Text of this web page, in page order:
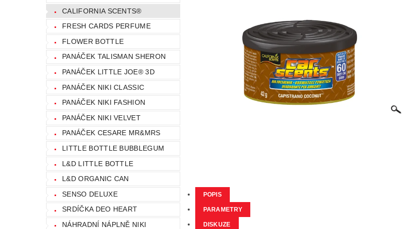
CALIFORNIA SCENTS®
FRESH CARDS PERFUME
FLOWER BOTTLE
PANÁČEK TALISMAN SHERON
PANÁČEK LITTLE JOE® 3D
PANÁČEK NIKI CLASSIC
PANÁČEK NIKI FASHION
PANÁČEK NIKI VELVET
PANÁČEK CESARE MR&MRS
LITTLE BOTTLE BUBBLEGUM
L&D LITTLE BOTTLE
L&D ORGANIC CAN
SENSO DELUXE
SRDÍČKA DEO HEART
NÁHRADNÍ NÁPLNĚ NIKI
POPIS
PARAMETRY
DISKUZE